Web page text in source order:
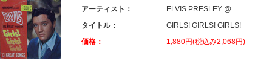
アーティスト：
ELVIS PRESLEY @
タイトル：
GIRLS! GIRLS! GIRLS!
価格：
1,880円(税込み2,068円)